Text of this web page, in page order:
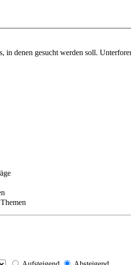
in denen gesucht werden soll.